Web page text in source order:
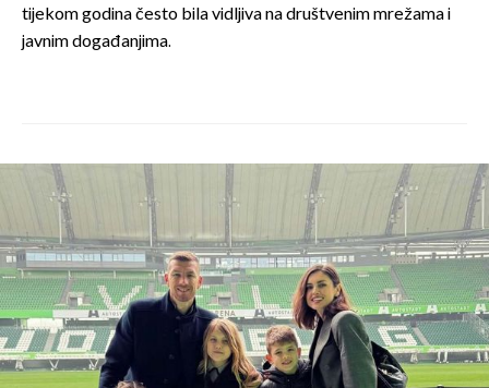
tijekom godina često bila vidljiva na društvenim mrežama i
javnim događanjima.